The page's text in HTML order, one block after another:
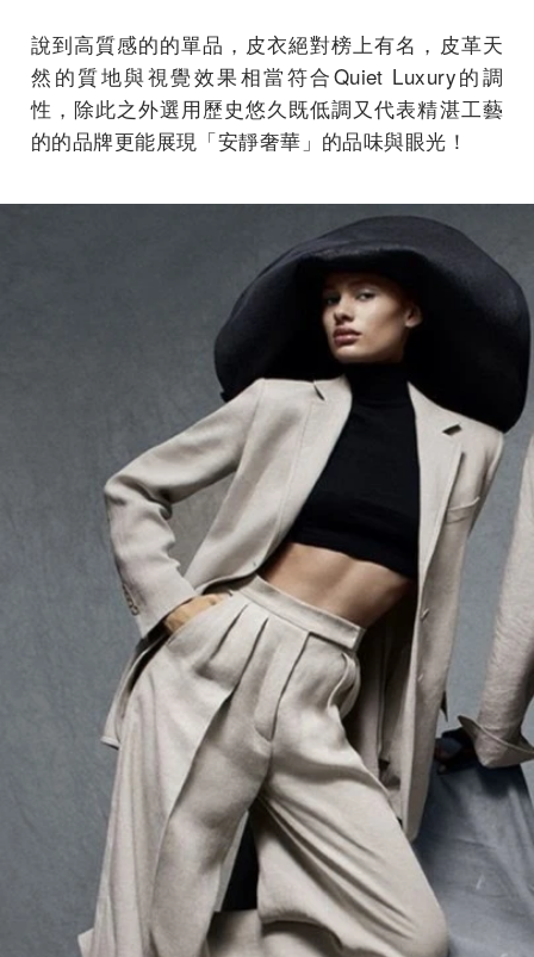
說到高質感的的單品，皮衣絕對榜上有名，皮革天
然的質地與視覺效果相當符合Quiet Luxury的調
性，除此之外選用歷史悠久既低調又代表精湛工藝
的的品牌更能展現「安靜奢華」的品味與眼光！